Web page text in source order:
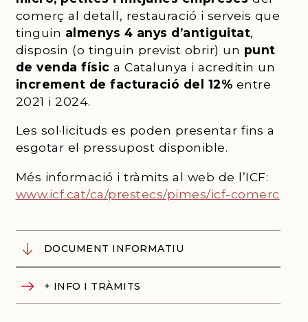
comerç al detall, restauració i serveis que
tinguin almenys 4 anys d’antiguitat,
disposin (o tinguin previst obrir) un punt
de venda físic a Catalunya i acreditin un
increment de facturació del 12% entre
2021 i 2024.
Les sol·licituds es poden presentar fins a
esgotar el pressupost disponible.
Més informació i tràmits al web de l’ICF:
www.icf.cat/ca/prestecs/pimes/icf-comerc
DOCUMENT INFORMATIU
+ INFO I TRÀMITS